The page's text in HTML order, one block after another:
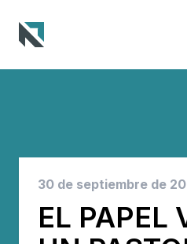
30 de septiembre de
EL PAPEL